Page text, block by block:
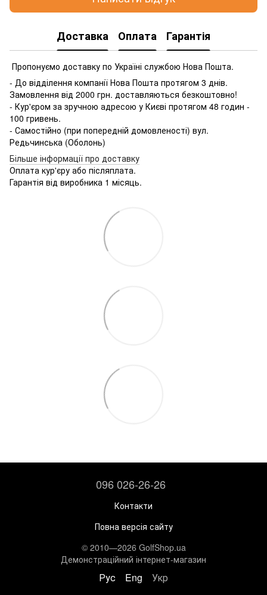
Доставка Оплата Гарантія
Пропонуємо доставку по Україні службою Нова Пошта.
- До відділення компанії Нова Пошта протягом 3 днів.
Замовлення від 2000 грн. доставляються безкоштовно!
- Кур'єром за зручною адресою у Києві протягом 48 годин -
100 гривень.
- Самостійно (при попередній домовленості) вул.
Редьчинська (Оболонь)
Більше інформації про доставку
Оплата кур'єру або післяплата.
Гарантія від виробника 1 місяць.
096 026-26-26
Контакти
Повна версія сайту
© 2010—2026 GolfShop.ua
Демонстраційний інтернет-магазин
Рус Eng Укр